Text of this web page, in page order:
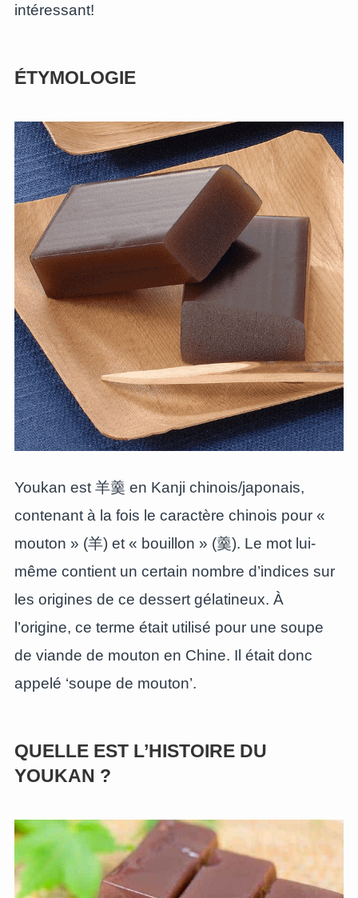
intéressant!
ÉTYMOLOGIE
Youkan est 羊羹 en Kanji chinois/japonais,
contenant à la fois le caractère chinois pour «
mouton » (羊) et « bouillon » (羹). Le mot lui-
même contient un certain nombre d’indices sur
les origines de ce dessert gélatineux. À
l’origine, ce terme était utilisé pour une soupe
de viande de mouton en Chine. Il était donc
appelé ‘soupe de mouton’.
QUELLE EST L’HISTOIRE DU
YOUKAN ?